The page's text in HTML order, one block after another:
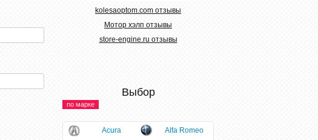
kolesaoptom.com отзывы
Мотор хэлп отзывы
store-engine.ru отзывы
Выбор
по марке
Acura
Alfa Romeo